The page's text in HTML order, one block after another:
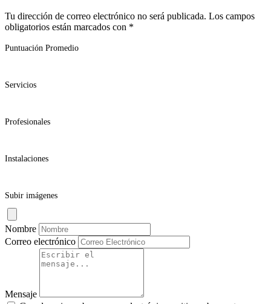
Tu dirección de correo electrónico no será publicada. Los campos
obligatorios están marcados con *
Puntuación Promedio
Servicios
Profesionales
Instalaciones
Subir imágenes
Nombre
Correo electrónico
Mensaje